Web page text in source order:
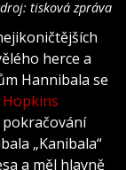
tisková zpráva
herce a
Hannibala se
pokračování
„Kanibala“
a měl hlavně